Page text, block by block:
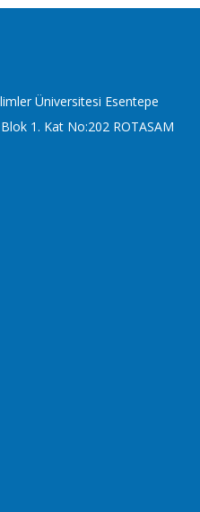
Üniversitesi Esentepe
1. Kat No:202 ROTASAM